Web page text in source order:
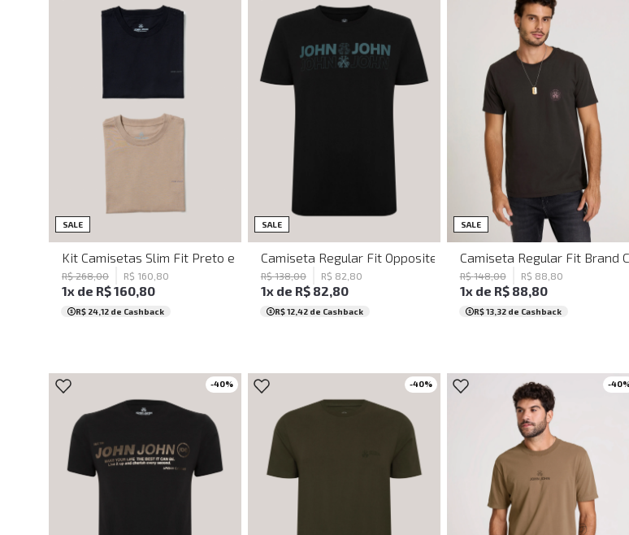
SALE P
Kit Camisetas Slim Fit Preto e Bege John John Masculino
R$ 268,00 R$ 160 80
1x de R$160,80
R$ 24,12 de Cashback
SALE P
Camiseta Regular Fit Opposites John John Masculina
R$ 138,00 R$ 82 80
1x de R$ 82,80
R$ 12,42de Cashback
SALE P
Camiseta Regular Fit Brand
R$ 148,00 R$ 88 80
1x de R$ 88,80
R$ 13,32de Cashback
-40% -40% -40